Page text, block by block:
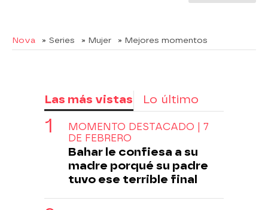
Nova » Series » Mujer » Mejores momentos
Las más vistas Lo último
MOMENTO DESTACADO | 7
DE FEBRERO
Bahar le confiesa a su
madre porqué su padre
tuvo ese terrible final